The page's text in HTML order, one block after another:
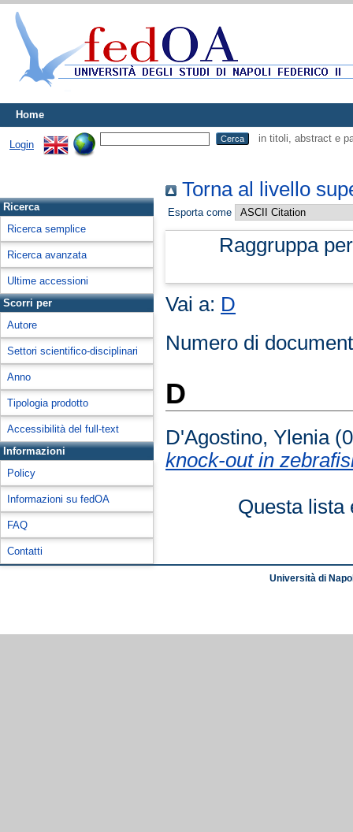
Home
Login
in titoli, abstract e
Ricerca
Ricerca semplice
Ricerca avanzata
Ultime accessioni
Scorri per
Autore
Settori scientifico-disciplinari
Anno
Tipologia prodotto
Accessibilità del full-text
Informazioni
Policy
Informazioni su fedOA
FAQ
Contatti
Torna al livello
Esporta come
Raggruppa
Vai a: D
Numero di
D
D'Agostino, Ylenia
knock-out in
Questa lista
Università di